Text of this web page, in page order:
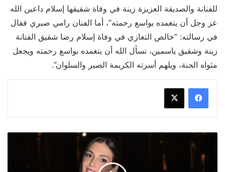
للفنانة والصديقة العزيزة زينة في وفاة شقيقها إسلام داعين الله
عز وجل أن يتغمده بواسع رحمته”، أما الفنان رامي صبري فقال
في رسالته: “خالص التعازي في وفاة إسلام رضا شقيق الفنانة
زينة وشقيق ياسمين، نسأل الله أن يتغمده بواسع رحمته ويجعل
مثواه الجنة، ويلهم أسرته الكريمة الصبر والسلوان”.
رزان
تسجل